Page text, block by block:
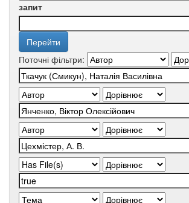
запит
Поточні фільтри: